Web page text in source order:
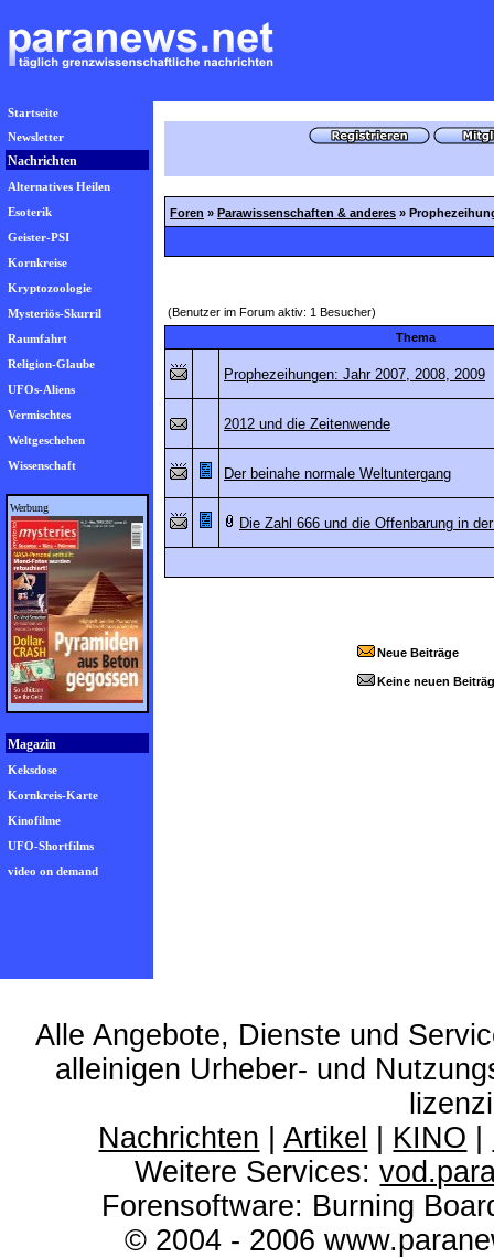
Startseite
Newsletter
Nachrichten
Alternatives Heilen
Esoterik
Geister-PSI
Kornkreise
Kryptozoologie
Mysteriös-Skurril
Raumfahrt
Religion-Glaube
UFOs-Aliens
Vermischtes
Weltgeschehen
Wissenschaft
Werbung
Magazin
Keksdose
Kornkreis-Karte
Kinofilme
UFO-Shortfilms
video on demand
Foren » Parawissenschaften & anderes »
(Benutzer im Forum aktiv: 1 Besucher)
Thema
Prophezeihungen: Jahr 2007, 2008, 2009
2012 und die Zeitenwende
Der beinahe normale Weltuntergang
Die Zahl 666 und die Offenbarung in
Neue Beiträge
Keine neuen
Alle Angebote, Dienste und
alleinigen Urheber- und
Nachrichten |Artikel KINO
Weitere Services:
Forensoftware: Burning
© 2004 - 2006